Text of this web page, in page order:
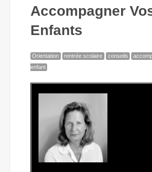
Accompagner
Enfants
Orientation rentrée scolaire conseils
enfant